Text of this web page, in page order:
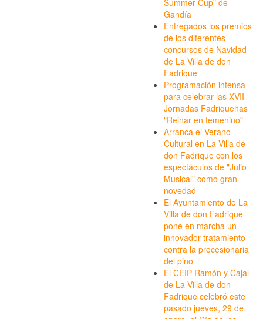
Gandía
Entregados los premios
de los diferentes
concursos de Navidad
de La Villa de don
Fadrique
Programación intensa
para celebrar las XVII
Jornadas Fadriqueñas
"Reinar en femenino"
Arranca el Verano
Cultural en La Villa de
don Fadrique con los
espectáculos de "Julio
Musical" como gran
novedad
El Ayuntamiento de La
Villa de don Fadrique
pone en marcha un
innovador tratamiento
contra la procesionaria
del pino
El CEIP Ramón y Cajal
de La Villa de don
Fadrique celebró este
pasado jueves, 29 de